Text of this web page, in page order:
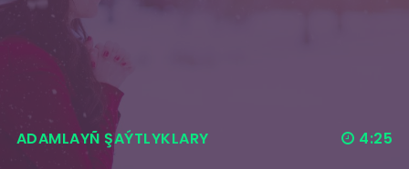
ADAMLAYÑ ŞAÝTLYKLARY 4:25